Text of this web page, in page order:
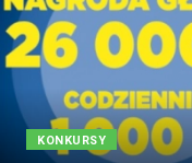
KONKURSY